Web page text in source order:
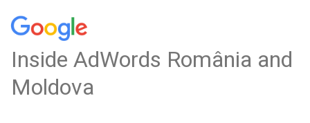
Inside AdWords România and
Moldova